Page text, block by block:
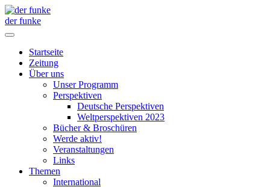
der funke
Startseite
Zeitung
Über uns
Unser Programm
Perspektiven
Deutsche Perspektiven
Weltperspektiven 2023
Bücher & Broschüren
Werde aktiv!
Veranstaltungen
Links
Themen
International